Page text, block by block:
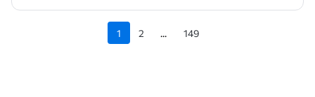
1 2 ... 149